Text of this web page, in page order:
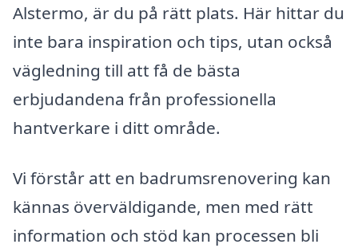
Alstermo, är du på rätt plats. Här hittar du
inte bara inspiration och tips, utan också
vägledning till att få de bästa
erbjudandena från professionella
hantverkare i ditt område.
Vi förstår att en badrumsrenovering kan
kännas överväldigande, men med rätt
information och stöd kan processen bli